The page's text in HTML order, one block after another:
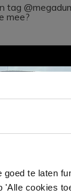
te laten
'Alle cookies
mee?
onze
– van
je vindt tegels